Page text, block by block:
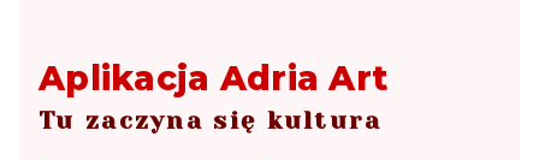
Aplikacja Adria Art
Tu zaczyna się kultura